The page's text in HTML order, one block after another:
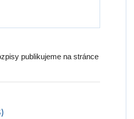
publikujeme na stránce